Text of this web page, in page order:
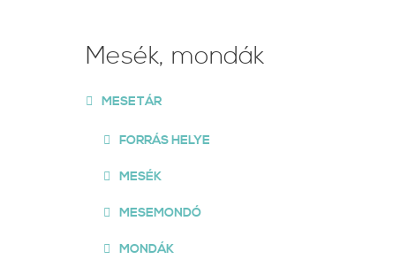
Mesék, mondák
MESETÁR
FORRÁS HELYE
MESÉK
MESEMONDÓ
MONDÁK